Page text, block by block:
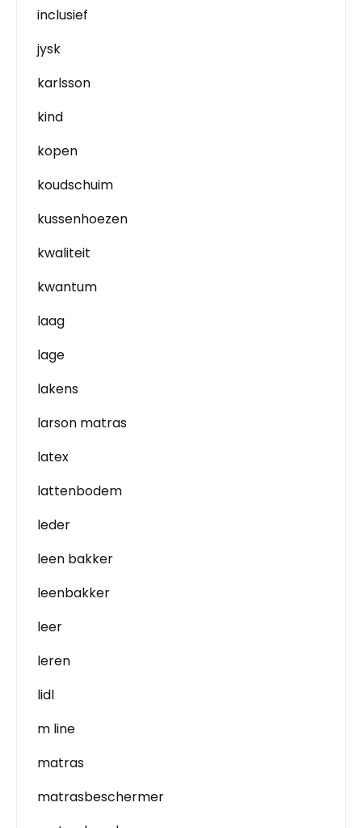
inclusief
jysk
karlsson
kind
kopen
koudschuim
kussenhoezen
kwaliteit
kwantum
laag
lage
lakens
larson matras
latex
lattenbodem
leder
leen bakker
leenbakker
leer
leren
lidl
m line
matras
matrasbeschermer